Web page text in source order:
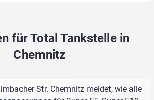
für Total Tankstelle in
Chemnitz
Str. Chemnitz meldet, wie alle